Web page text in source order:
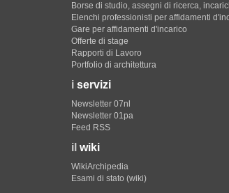
Borse di studio, assegni di ricerca,
Elenchi professionisti per affidamenti
Gare per affidamenti d'incarico
Offerte di stage
Rapporti di Lavoro
Portfolio di architettura
i servizi
Newsletter 07nl
Newsletter 01pa
Feed RSS
il wiki
WikiArchipedia
Esami di stato (wiki)